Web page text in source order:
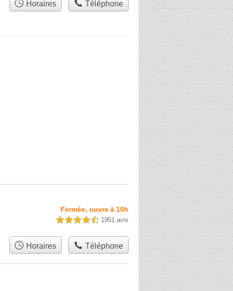
Horaires Téléphone
Fermée, ouvre à 10h
4,5 étoiles sur 5 1951 avis
Horaires Téléphone